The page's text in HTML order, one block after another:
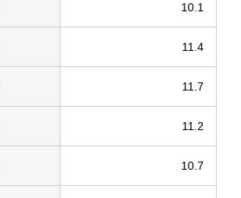
10.1
11.4
11.7
11.2
10.7